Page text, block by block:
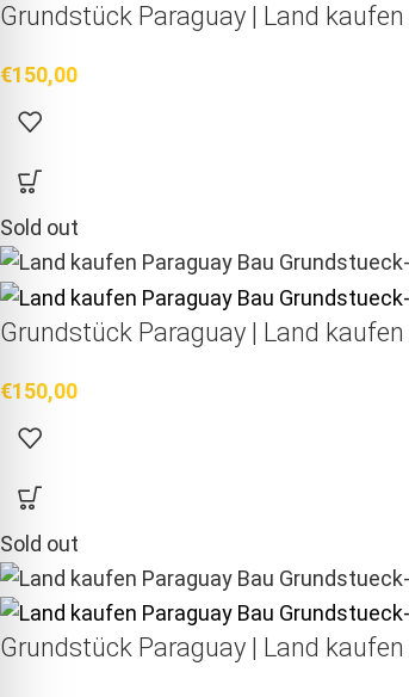
Grundstück Paraguay | Land kaufen
€150,00
Sold out
Grundstück Paraguay | Land kaufen
€150,00
Sold out
Grundstück Paraguay | Land kaufen